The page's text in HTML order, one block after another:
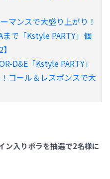
マンスで大盛り上がり！
まで「Kstyle PARTY」個
D&E「Kstyle PARTY」
コール＆レスポンスで大
入りポラを抽選で2名様に